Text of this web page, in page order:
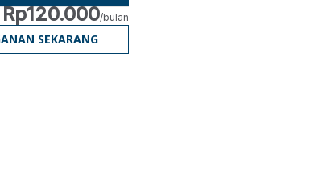
Rp120.000/bulan
SEKARANG